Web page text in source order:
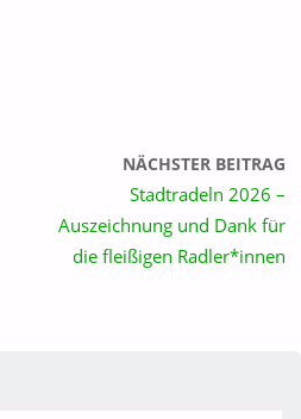
NÄCHSTER BEITRAG
Stadtradeln 2026 –
Auszeichnung und Dank für
die fleißigen Radler*innen